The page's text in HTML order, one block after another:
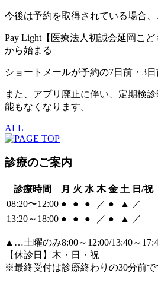
今後は予約を取得されている場合
Pay Light【医療法人初誠会延岡こ
から始まる
ショートメールが予約の7日前・3日
また、アプリ廃止に伴い、定期検
能もなくなります。
ALL
診療のご案内
診療時間 月 火 水 木 金 土 日/祝
08:20〜12:00 ● ● ● ／ ● ▲
／
13:20～18:00 ● ● ● ／ ● ▲ ／
▲ …土曜のみ8:00～12:00/13:40～
【休診日】木・日・祝
※最終受付は診療終わりの30分前で